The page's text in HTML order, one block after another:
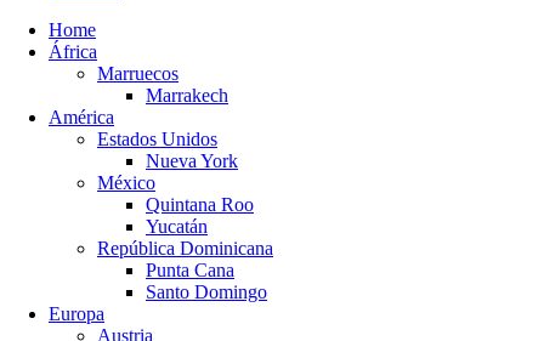
Home
África
Marruecos
Marrakech
América
Estados Unidos
Nueva York
México
Quintana Roo
Yucatán
República Dominicana
Punta Cana
Santo Domingo
Europa
Austria